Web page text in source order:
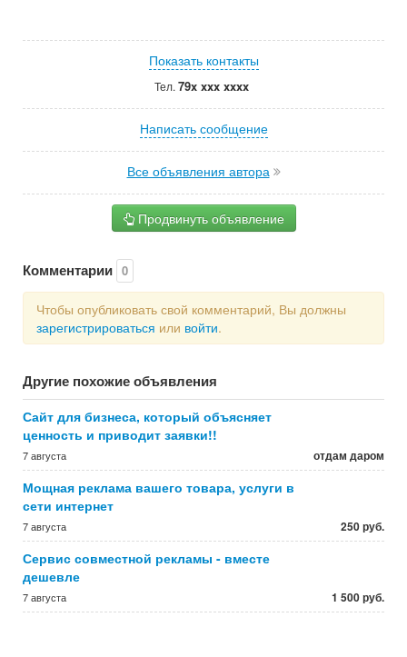
Показать контакты
Тел. 79x xxx xxxx
Написать сообщение
Все объявления автора
Продвинуть объявление
Комментарии 0
Чтобы опубликовать свой комментарий, Вы должны
зарегистрироваться или войти.
Другие похожие объявления
Сайт для бизнеса, который объясняет
ценность и приводит заявки!!
7 августа отдам даром
Мощная реклама вашего товара, услуги в
сети интернет
7 августа 250 руб.
Сервис совместной рекламы - вместе
дешевле
7 августа 1 500 руб.